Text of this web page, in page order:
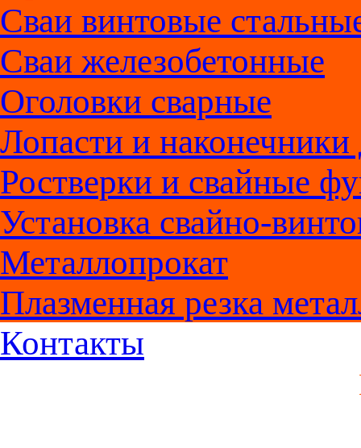
Сваи винтовые
Сваи железобетонные
Оголовки сварные
Лопасти и
Ростверки и свайные
Установка свайно-
Металлопрокат
Плазменная резка
Контакты